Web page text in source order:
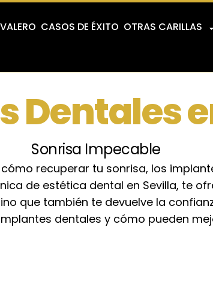
CASOS DE ÉXITO OTRAS CARILLAS
Otras Carillas
Blog
Dentales
Sonrisa Impecable
recuperar tu sonrisa, los
de estética dental en Sevilla, te
que también te devuelve la
dentales y cómo pueden